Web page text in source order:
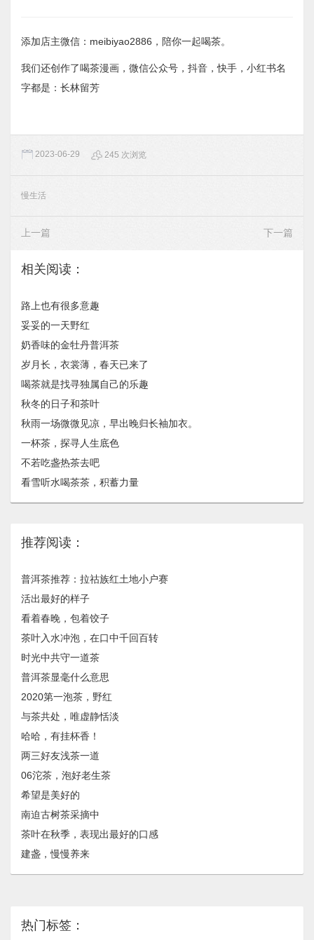
添加店主微信：meibiyao2886，陪你一起喝茶。
我们还创作了喝茶漫画，微信公众号，抖音，快手，小红书名
字都是：长林留芳
2023-06-29 245 次浏览
慢生活
上一篇 下一篇
相关阅读：
路上也有很多意趣
妥妥的一天野红
奶香味的金牡丹普洱茶
岁月长，​衣裳薄，春天已来了
喝茶就是找寻独属自己的乐趣
秋冬的日子和茶叶
秋雨一场微微见凉，早出晚归长袖加衣。
一杯茶，探寻人生底色
不若吃盏热茶去吧
看雪听水喝茶茶，积蓄力量
推荐阅读：
普洱茶推荐：拉祜族红土地小户赛
活出最好的样子
看着春晚，包着饺子
茶叶入水冲泡，在口中千回百转
时光中共守一道茶
普洱茶显毫什么意思
2020第一泡茶，野红
与茶共处，唯虚静恬淡
哈哈，有挂杯香！
两三好友浅茶一道
06沱茶，泡好老生茶
希望是美好的
南迫古树茶采摘中
茶叶在秋季，表现出最好的口感
建盏，慢慢养来
热门标签：